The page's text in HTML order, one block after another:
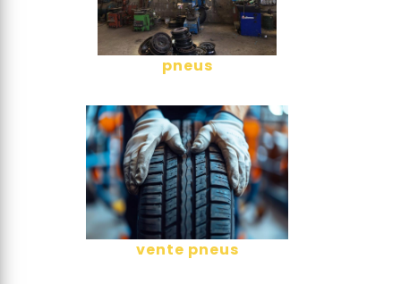
pneus
vente pneus